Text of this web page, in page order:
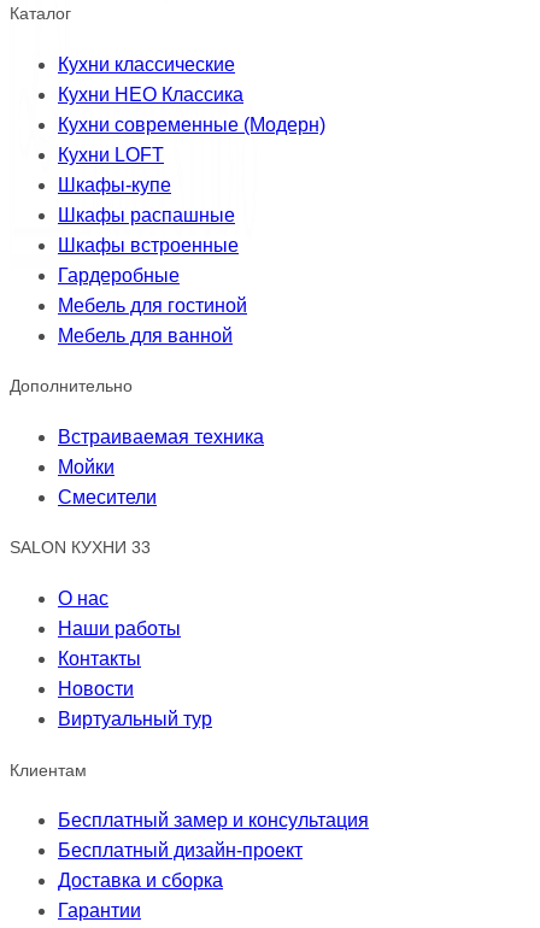
Каталог
Кухни классические
Кухни НЕО Классика
Кухни современные (Модерн)
Кухни LOFT
Шкафы-купе
Шкафы распашные
Шкафы встроенные
Гардеробные
Мебель для гостиной
Мебель для ванной
Дополнительно
Встраиваемая техника
Мойки
Смесители
SALON КУХНИ 33
О нас
Наши работы
Контакты
Новости
Виртуальный тур
Клиентам
Бесплатный замер и консультация
Бесплатный дизайн-проект
Доставка и сборка
Гарантии